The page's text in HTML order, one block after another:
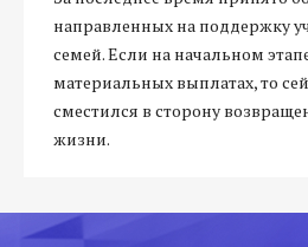
направленных на поддержку
семей. Если на начальном
материальных выплатах, то
сместился в сторону
жизни.